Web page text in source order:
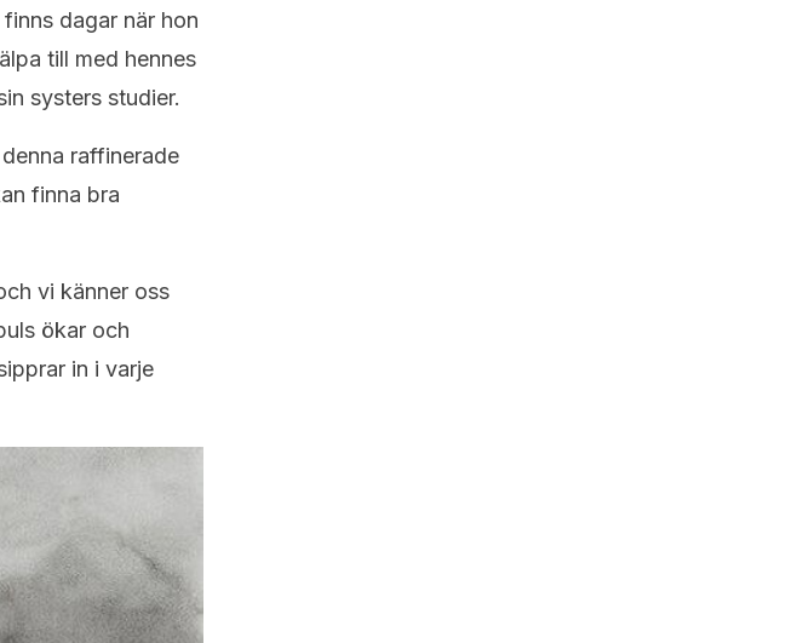
finns dagar när hon
till med hennes
systers studier.
raffinerade
finna bra
vi känner oss
ökar och
in i varje